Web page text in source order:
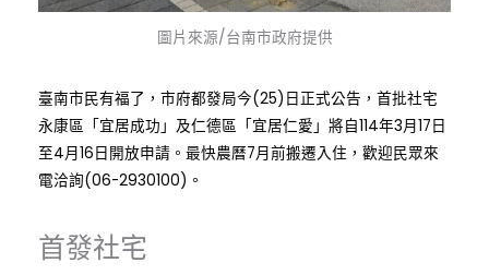
圖片來源/台南市政府提供
臺南市民有福了，市府都發局今(25)日正式公告，首批社宅
永康區「宜居成功」及仁德區「宜居仁愛」將自114年3月17日
至4月16日開放申請。最快農曆7月前搬遷入住，歡迎民眾來
電洽詢(06-2930100)。
首發社宅